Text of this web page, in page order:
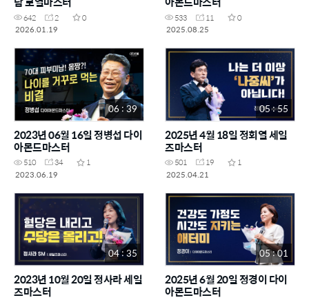
642 2
0
2026.01.19
533 11
0
2025.08.25
06 : 39
2023년 06월 16일 정병섭 다이
아몬드마스터
510 34
1
2023.06.19
05 : 55
2025년 4월 18일 정회열 세일
즈마스터
501 19
1
2025.04.21
04 : 35
2023년 10월 20일 정사라 세일
즈마스터
05 : 01
2025년 6월 20일 정경이 다이
아몬드마스터